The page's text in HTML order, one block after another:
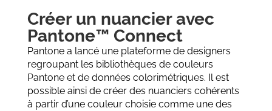
Créer un nuancier avec
Pantone™ Connect
Pantone a lancé une plateforme de designers
regroupant les bibliothèques de couleurs
Pantone et de données colorimétriques. Il est
possible ainsi de créer des nuanciers cohérents
à partir d’une couleur choisie comme une des